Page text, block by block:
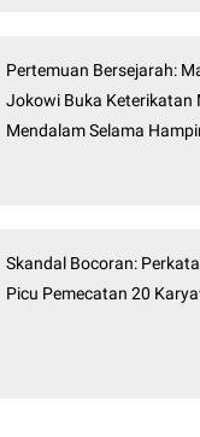
Pertemuan Bersejarah:
Jokowi Buka Keterikatan
Mendalam Selama
Skandal Bocoran:
Picu Pemecatan 20